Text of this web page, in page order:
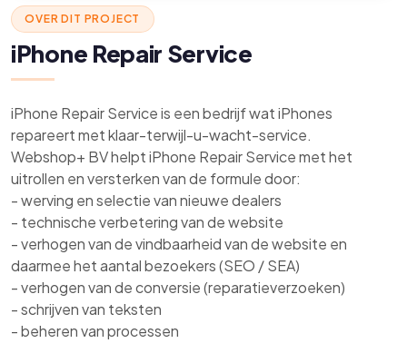
OVER DIT PROJECT
iPhone Repair Service
iPhone Repair Service is een bedrijf wat iPhones
repareert met klaar-terwijl-u-wacht-service.
Webshop+ BV helpt iPhone Repair Service met het
uitrollen en versterken van de formule door:
- werving en selectie van nieuwe dealers
- technische verbetering van de website
- verhogen van de vindbaarheid van de website en
daarmee het aantal bezoekers (SEO / SEA)
- verhogen van de conversie (reparatieverzoeken)
- schrijven van teksten
- beheren van processen